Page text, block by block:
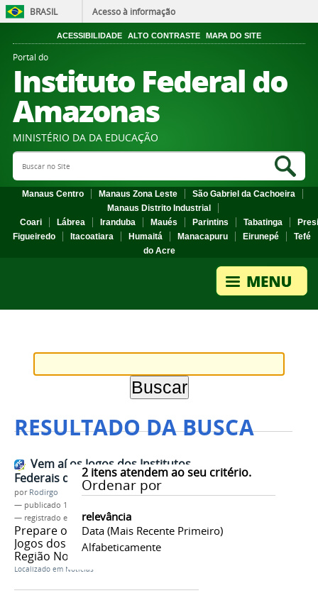
BRASIL Acesso à informação
ACESSIBILIDADE ALTO CONTRASTE MAPA DO SITE
Portal do
Instituto Federal do
Amazonas
MINISTÉRIO DA DA EDUCAÇÃO
Search Site
Manaus Centro Manaus Zona Leste
São Gabriel da Cachoeira
Manaus Distrito Industrial
Coari
Lábrea Iranduba Maués Parintins Tabatinga
Figueiredo
Itacoatiara Humaitá Manacapuru Eirunepé
Tefé
do Acre
RESULTADO DA BUSCA
2itens atendem ao seu critério.
Ordenar por
relevância
Data (mais Recente Primeiro)
Alfabeticamente
Vem aí os Jogos dos Institutos
Federais da Região Norte
por Rodirgo
— publicado 17/08/2018
— registrado em:
JIFNORTE,#orgulhoDeSerIFAM
Prepare o seu coração vem aí os
Jogos dos Institutos Federais da
Região Norte: o JIF NORTE
Localizado em Notícias